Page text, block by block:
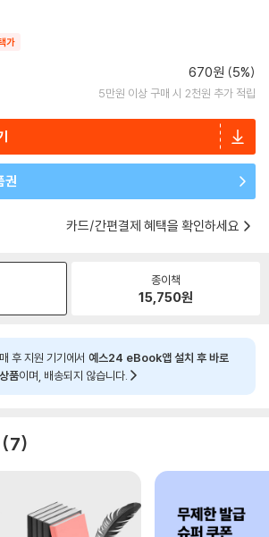
가
670원 (5%)
5만원 이상 구매 시 2천원 추가 적립
권
카드/간편결제 혜택을 확인하세요
종이책
15,750원
후 지원 기기에서 예스24 eBook앱 설치 후 바로
품이며, 배송되지 않습니다.
7